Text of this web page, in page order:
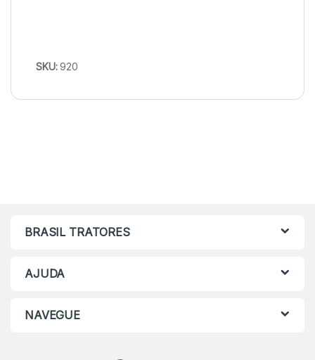
SKU:920
BRASIL TRATORES
AJUDA
NAVEGUE